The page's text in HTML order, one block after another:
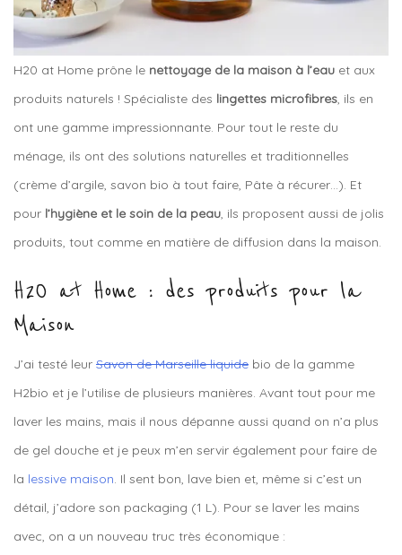
H20 at Home prône le nettoyage de la maison à l’eau et aux
produits naturels ! Spécialiste des lingettes microfibres, ils en
ont une gamme impressionnante. Pour tout le reste du
ménage, ils ont des solutions naturelles et traditionnelles
(crème d’argile, savon bio à tout faire, Pâte à récurer…). Et
pour l’hygiène et le soin de la peau, ils proposent aussi de jolis
produits, tout comme en matière de diffusion dans la maison.
H2O at Home : des produits pour la
Maison
J’ai testé leur Savon de Marseille liquide bio de la gamme
H2bio et je l’utilise de plusieurs manières. Avant tout pour me
laver les mains, mais il nous dépanne aussi quand on n’a plus
de gel douche et je peux m’en servir également pour faire de
la lessive maison. Il sent bon, lave bien et, même si c’est un
détail, j’adore son packaging (1 L). Pour se laver les mains
avec, on a un nouveau truc très économique :